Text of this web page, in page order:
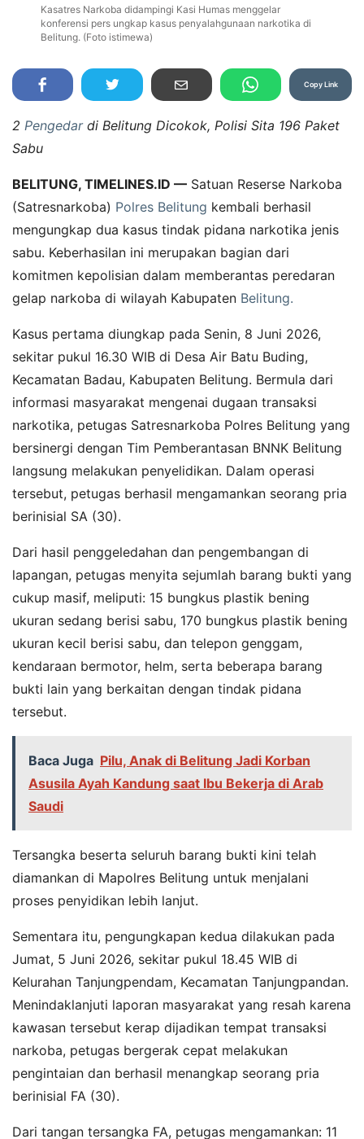
Kasatres Narkoba didampingi Kasi Humas menggelar
konferensi pers ungkap kasus penyalahgunaan narkotika di
Belitung. (Foto istimewa)
Copy Link
2 Pengedardi Belitung Dicokok, Polisi Sita 196 Paket
Sabu
BELITUNG, TIMELINES.ID — Satuan Reserse Narkoba
(Satresnarkoba) Polres Belitung kembali berhasil
mengungkap dua kasus tindak pidana narkotika jenis
sabu. Keberhasilan ini merupakan bagian dari
komitmen kepolisian dalam memberantas peredaran
gelap narkoba di wilayah Kabupaten Belitung.
Kasus pertama diungkap pada Senin, 8 Juni 2026,
sekitar pukul 16.30 WIB di Desa Air Batu Buding,
Kecamatan Badau, Kabupaten Belitung. Bermula dari
informasi masyarakat mengenai dugaan transaksi
narkotika, petugas Satresnarkoba Polres Belitung yang
bersinergi dengan Tim Pemberantasan BNNK Belitung
langsung melakukan penyelidikan. Dalam operasi
tersebut, petugas berhasil mengamankan seorang pria
berinisial SA (30).
Dari hasil penggeledahan dan pengembangan di
lapangan, petugas menyita sejumlah barang bukti yang
cukup masif, meliputi: 15 bungkus plastik bening
ukuran sedang berisi sabu, 170 bungkus plastik bening
ukuran kecil berisi sabu, dan telepon genggam,
kendaraan bermotor, helm, serta beberapa barang
bukti lain yang berkaitan dengan tindak pidana
tersebut.
Baca Juga Pilu, Anak di Belitung Jadi Korban
Asusila Ayah Kandung saat Ibu Bekerja di Arab
Saudi
Tersangka beserta seluruh barang bukti kini telah
diamankan di Mapolres Belitung untuk menjalani
proses penyidikan lebih lanjut.
Sementara itu, pengungkapan kedua dilakukan pada
Jumat, 5 Juni 2026, sekitar pukul 18.45 WIB di
Kelurahan Tanjungpendam, Kecamatan Tanjungpandan.
Menindaklanjuti laporan masyarakat yang resah karena
kawasan tersebut kerap dijadikan tempat transaksi
narkoba, petugas bergerak cepat melakukan
pengintaian dan berhasil menangkap seorang pria
berinisial FA (30).
Dari tangan tersangka FA, petugas mengamankan: 11